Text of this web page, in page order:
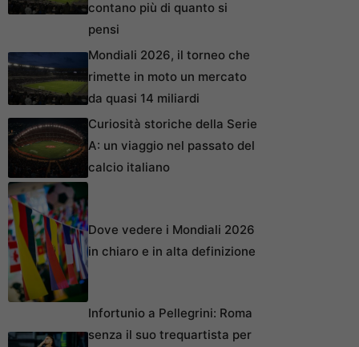
contano più di quanto si
pensi
Mondiali 2026, il torneo che
rimette in moto un mercato
da quasi 14 miliardi
Curiosità storiche della Serie
A: un viaggio nel passato del
calcio italiano
Dove vedere i Mondiali 2026
in chiaro e in alta definizione
Infortunio a Pellegrini: Roma
senza il suo trequartista per